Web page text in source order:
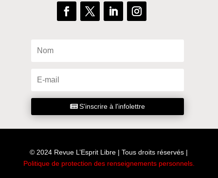
S'inscrire à l'infolettre
© 2024 Revue L’Esprit Libre | Tous droits réservés |
Politique de protection des renseignements personnels.